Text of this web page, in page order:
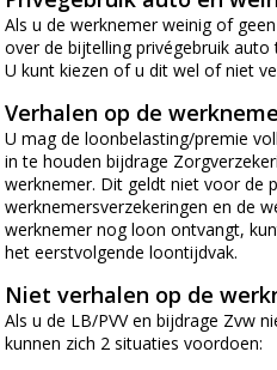
Als u de werknemer weinig of
over de bijtelling privégebruik
U kunt kiezen of u dit wel of niet
Verhalen op de
U mag de loonbelasting/premie
in te houden bijdrage
werknemer. Dit geldt niet voor de
werknemersverzekeringen en de
werknemer nog loon ontvangt,
het eerstvolgende loontijdvak.
Niet verhalen op de
Als u de LB/PVV en bijdrage Zvw
kunnen zich 2 situaties voordoen: